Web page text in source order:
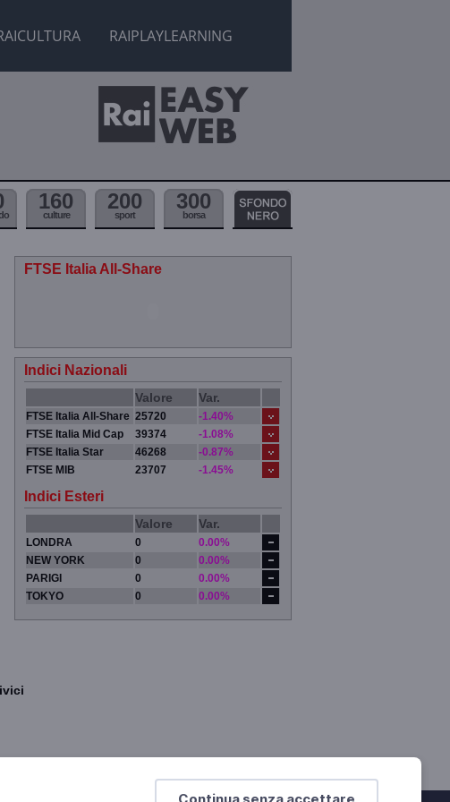
RAIPLAYLEARNING
Continua senza accettare
160
culture
200
sport
300
borsa
FTSE Italia All-Share
Indici Nazionali
Valore Var.
FTSE Italia All-Share 25720
-1.40%
FTSE Italia Mid Cap
39374
-1.08%
FTSE Italia Star
46268
-0.87%
FTSE MIB
23707 -1.45%
Indici Esteri
Valore Var.
LONDRA 0
0.00%
NEW YORK
0
0.00%
PARIGI
0
0.00%
TOKYO
0 0.00%